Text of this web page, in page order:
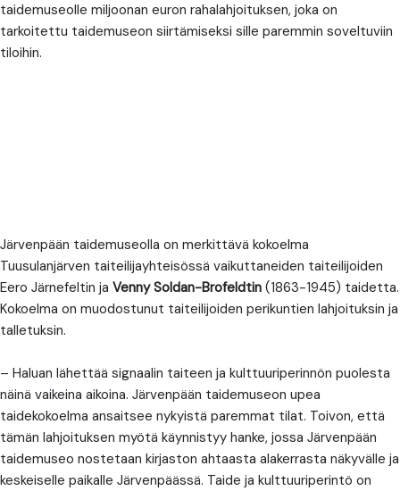
taidemuseolle miljoonan euron rahalahjoituksen, joka on
tarkoitettu taidemuseon siirtämiseksi sille paremmin soveltuviin
tiloihin.
Järvenpään taidemuseolla on merkittävä kokoelma
Tuusulanjärven taiteilijayhteisössä vaikuttaneiden taiteilijoiden
Eero Järnefeltin ja Venny Soldan-Brofeldtin (1863-1945) taidetta.
Kokoelma on muodostunut taiteilijoiden perikuntien lahjoituksin ja
talletuksin.
– Haluan lähettää signaalin taiteen ja kulttuuriperinnön puolesta
näinä vaikeina aikoina. Järvenpään taidemuseon upea
taidekokoelma ansaitsee nykyistä paremmat tilat. Toivon, että
tämän lahjoituksen myötä käynnistyy hanke, jossa Järvenpään
taidemuseo nostetaan kirjaston ahtaasta alakerrasta näkyvälle ja
keskeiselle paikalle Järvenpäässä. Taide ja kulttuuriperintö on